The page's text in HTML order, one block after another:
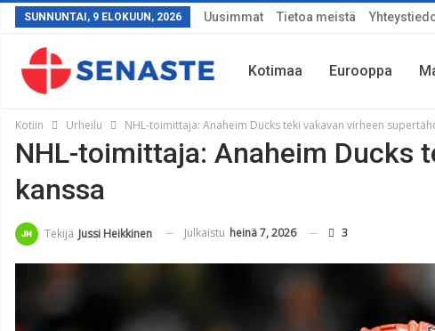
SUNNUNTAI, 9 ELOKUUN, 2026 Uusimmat Tietoa meistä
Kotimaa Eurooppa
Sää
Kotiin Urheilu NHL-toimittaja: Anaheim Ducks teki vakavan virheen
NHL-toimittaja: Anaheim Ducks
kanssa
Tekijä Jussi Heikkinen Julkaistu heinä 7, 2026 3